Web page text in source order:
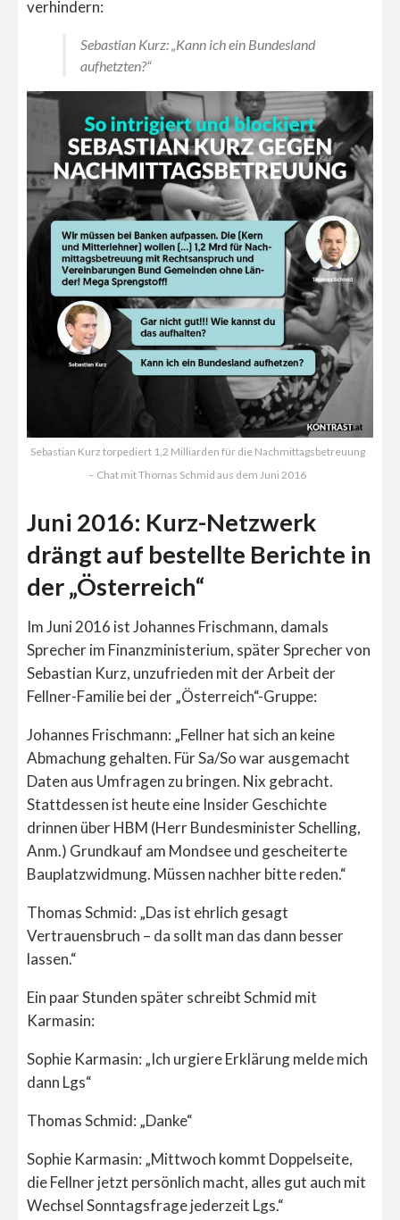
verhindern:
Sebastian Kurz: „Kann ich ein Bundesland
aufhetzten?“
Sebastian Kurz torpediert 1,2 Milliarden für die Nachmittagsbetreuung
– Chat mit Thomas Schmid aus dem Juni 2016
Juni 2016: Kurz-Netzwerk
drängt auf bestellte Berichte in
der „Österreich“
Im Juni 2016 ist Johannes Frischmann, damals
Sprecher im Finanzministerium, später Sprecher von
Sebastian Kurz, unzufrieden mit der Arbeit der
Fellner-Familie bei der „Österreich“-Gruppe:
Johannes Frischmann: „Fellner hat sich an keine
Abmachung gehalten. Für Sa/So war ausgemacht
Daten aus Umfragen zu bringen. Nix gebracht.
Stattdessen ist heute eine Insider Geschichte
drinnen über HBM (Herr Bundesminister Schelling,
Anm.) Grundkauf am Mondsee und gescheiterte
Bauplatzwidmung. Müssen nachher bitte reden.“
Thomas Schmid: „Das ist ehrlich gesagt
Vertrauensbruch – da sollt man das dann besser
lassen.“
Ein paar Stunden später schreibt Schmid mit
Karmasin:
Sophie Karmasin: „Ich urgiere Erklärung melde mich
dann Lgs“
Thomas Schmid: „Danke“
Sophie Karmasin: „Mittwoch kommt Doppelseite,
die Fellner jetzt persönlich macht, alles gut auch mit
Wechsel Sonntagsfrage jederzeit Lgs.“